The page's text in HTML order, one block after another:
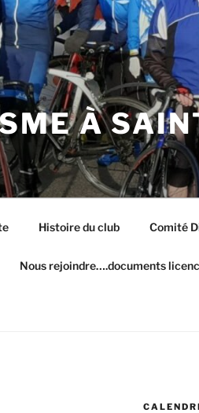
À
Histoire du club Comité
Nous rejoindre….documents